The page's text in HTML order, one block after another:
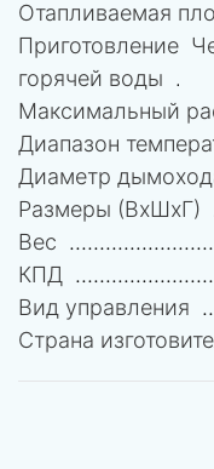
Отапливаемая
Приготовление
горячей воды
Максимальный
Диапазон
Диаметр
Размеры (ВхШхГ)
Вес
КПД
Вид управления
Страна